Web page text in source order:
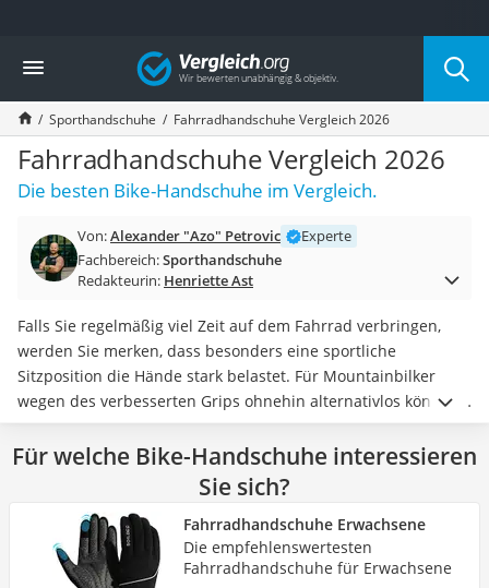
Die beliebtesten Vergleiche nach Kategorie
Freizeit & Sport
Gartentrampolin
Trampolin
Metalldetektor
Eufab-Fahrradträger
Trampolin 366 cm
Aluminium-Koffer
Futterboot
E-Bike-Dreirad
Trekkingschuhe Herren
Reisetasche mit Rollen
Klimmzugstation
Koffer
Nachtsichtgerät
Vibrationsplatte
Wanderschuhe Herren
Sicherheitsweste Reiten
Vergleich
Sporthandschuhe Fahrradhandschuhe Vergleich 2026
Fahrradhandschuhe Vergleich 2026
Die besten Bike-Handschuhe im Vergleich.
Von:Alexander "Azo" Petrovic
Experte
Fachbereich:Sporthandschuhe
Redakteurin: Henriette Ast
Falls Sie regelmäßig viel Zeit auf dem Fahrrad verbringen,
werden Sie merken, dass besonders eine sportliche
Sitzposition die Hände stark belastet. Für Mountainbilker
wegen des verbesserten Grips ohnehin alternativlos können
gepolsterte Fahrradhandschuhe aber auchauf längeren
Fahrradtouren für entsprechende Entlastung sorgen. Damit
Sie im Sommer an den Händen nicht zu stark schwitzen, sind
aus atmungsaktiven Materialien gefertigt
darüber hinaus mit Belüftungskanälen ausgestattet. Die
besten Handschuhe sind zudemmit Reflektoren bestückt,
sodass Sie für Andere auch im Dunkeln sichtbar sind. Bei
Für welche Bike-Handschuhe interessieren
Sie sich?
Fahrradhandschuhe Erwachsene
Die empfehlenswertesten
Fahrradhandschuhe für Erwachsene